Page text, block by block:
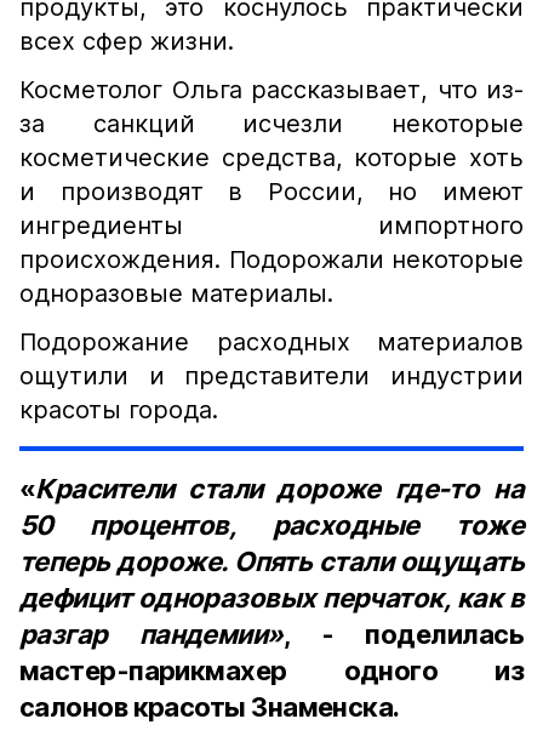
продукты, это коснулось практически
всех сфер жизни.
Косметолог Ольга рассказывает, что из-
за санкций исчезли некоторые
косметические средства, которые хоть
и производят в России, но имеют
ингредиенты импортного
происхождения. Подорожали некоторые
одноразовые материалы.
Подорожание расходных материалов
ощутили и представители индустрии
красоты города.
«Красители стали дороже где-то на
50 процентов, расходные тоже
теперь дороже. Опять стали ощущать
дефицит одноразовых перчаток, как в
разгар пандемии», - поделилась
мастер-парикмахер одного из
салонов красоты Знаменска.